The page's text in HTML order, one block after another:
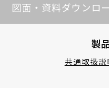
図面・資料ダウンロ
製
共通取扱